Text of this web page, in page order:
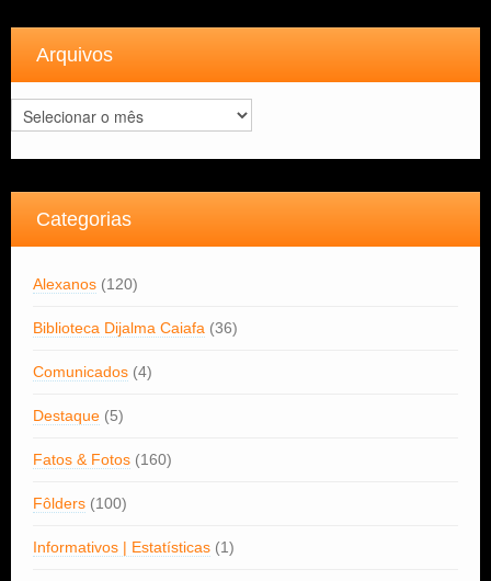
Arquivos
Arquivos
Categorias
Alexanos (120)
Biblioteca Dijalma Caiafa (36)
Comunicados (4)
Destaque (5)
Fatos & Fotos (160)
Fôlders (100)
Informativos | Estatísticas (1)